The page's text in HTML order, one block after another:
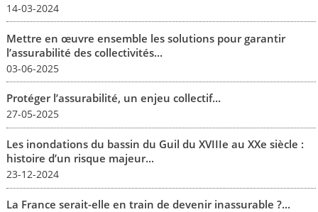
14-03-2024
Mettre en œuvre ensemble les solutions pour garantir
l’assurabilité des collectivités...
03-06-2025
Protéger l’assurabilité, un enjeu collectif...
27-05-2025
Les inondations du bassin du Guil du XVIIIe au XXe siècle :
histoire d’un risque majeur...
23-12-2024
La France serait-elle en train de devenir inassurable ?...